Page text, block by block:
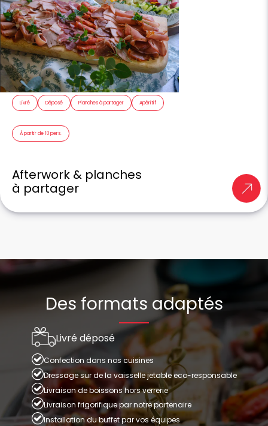
Livré Déposé Planches à partager Apéritif
À partir de 10 pers.
Afterwork & planches
à partager
Des formats adaptés
Livré déposé
Confection dans nos cuisines
Dressage sur de la vaisselle jetable eco-responsable
Livraison de boissons hors verrerie
Livraison frigorifique par notre partenaire
Installation du buffet par vos équipes